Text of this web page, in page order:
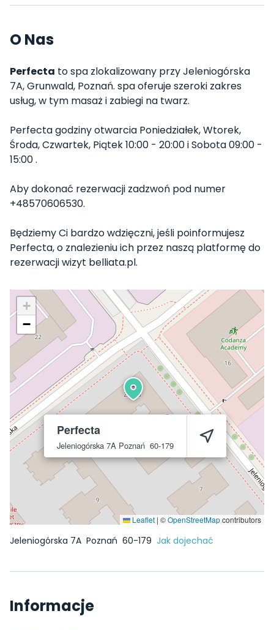
O Nas
Perfecta to spa zlokalizowany przy Jeleniogórska
7A, Grunwald, Poznań. spa oferuje szeroki zakres
usług, w tym masaż i zabiegi na twarz.
Perfecta godziny otwarcia Poniedziałek, Wtorek,
Środa, Czwartek, Piątek 10:00 - 20:00 i Sobota 09:00 -
15:00 .
Aby dokonać rezerwacji zadzwoń pod numer
+48570606530.
Będziemy Ci bardzo wdzięczni, jeśli poinformujesz
Perfecta, o znalezieniu ich przez naszą platformę do
rezerwacji wizyt belliata.pl.
Perfecta
Jeleniogórska 7A Poznań 60-179
+
−
Leaflet | ©OpenStreetMapcontributors
Jeleniogórska 7A Poznań 60-179 Jak dojechać
Informacje